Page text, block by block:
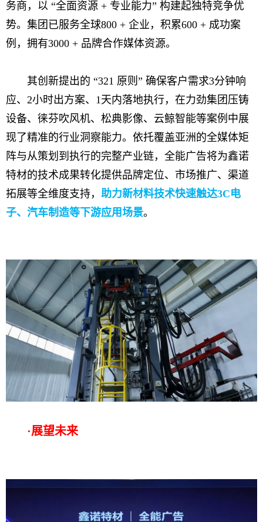
务商，以 “全面资源 + 专业能力” 构建起独特竞争优
势。集团已服务全球800 + 企业，积累600 + 成功案
例，拥有3000 + 品牌合作媒体资源。
其创新提出的 “321 原则” 确保客户需求3分钟响
应、2小时出方案、1天内落地执行，在力劲集团压铸
设备、徕芬吹风机、松典影像、云鲸智能等案例中展
现了精准的行业洞察能力。依托覆盖亚洲的全媒体矩
阵与从策划到执行的完整产业链，全能广告将为鑫诺
特材的技术成果转化提供品牌定位、市场推广、渠道
拓展等全维度支持， 助力新材料技术快速触达3C电
子、汽车制造等下游应用场景。
·展望未来